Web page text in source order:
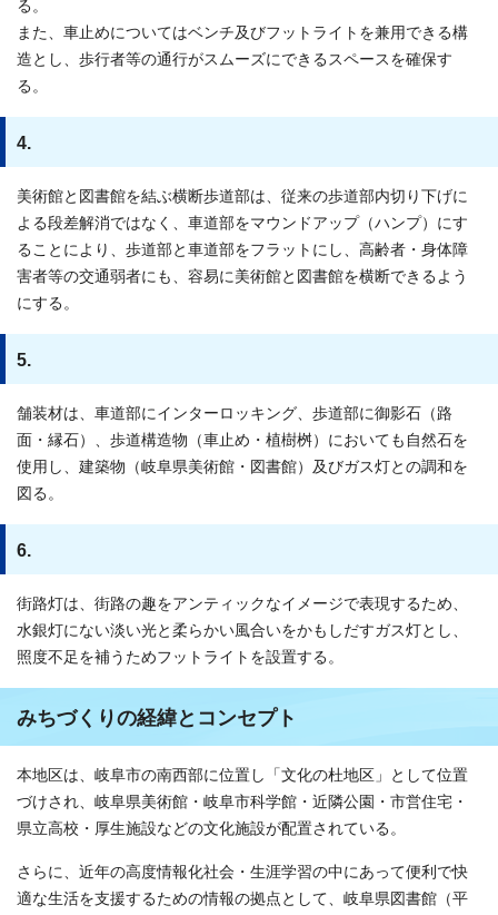
る。
また、車止めについてはベンチ及びフットライトを兼用できる構
造とし、歩行者等の通行がスムーズにできるスペースを確保す
る。
4.
美術館と図書館を結ぶ横断歩道部は、従来の歩道部内切り下げに
よる段差解消ではなく、車道部をマウンドアップ（ハンプ）にす
ることにより、歩道部と車道部をフラットにし、高齢者・身体障
害者等の交通弱者にも、容易に美術館と図書館を横断できるよう
にする。
5.
舗装材は、車道部にインターロッキング、歩道部に御影石（路
面・縁石）、歩道構造物（車止め・植樹桝）においても自然石を
使用し、建築物（岐阜県美術館・図書館）及びガス灯との調和を
図る。
6.
街路灯は、街路の趣をアンティックなイメージで表現するため、
水銀灯にない淡い光と柔らかい風合いをかもしだすガス灯とし、
照度不足を補うためフットライトを設置する。
みちづくりの経緯とコンセプト
本地区は、岐阜市の南西部に位置し「文化の杜地区」として位置
づけされ、岐阜県美術館・岐阜市科学館・近隣公園・市営住宅・
県立高校・厚生施設などの文化施設が配置されている。
さらに、近年の高度情報化社会・生涯学習の中にあって便利で快
適な生活を支援するための情報の拠点として、岐阜県図書館（平